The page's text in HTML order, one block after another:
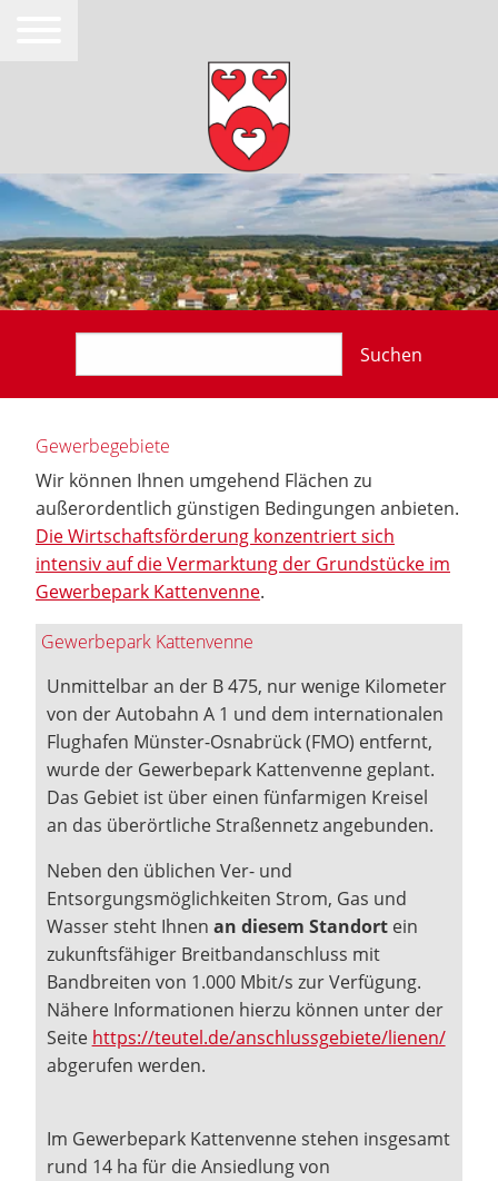
Suchen
Gewerbegebiete
Wir können Ihnen umgehend Flächen zu
außerordentlich günstigen Bedingungen anbieten.
Die Wirtschaftsförderung konzentriert sich
intensiv auf die Vermarktung der Grundstücke im
Gewerbepark Kattenvenne.
Gewerbepark Kattenvenne
Unmittelbar an der B 475, nur wenige Kilometer
von der Autobahn A 1 und dem internationalen
Flughafen Münster-Osnabrück (FMO) entfernt,
wurde der Gewerbepark Kattenvenne geplant.
Das Gebiet ist über einen fünfarmigen Kreisel
an das überörtliche Straßennetz angebunden.
Neben den üblichen Ver- und
Entsorgungsmöglichkeiten Strom, Gas und
Wasser steht Ihnen an diesem Standortein
zukunftsfähiger Breitbandanschluss mit
Bandbreiten von 1.000 Mbit/s zur Verfügung.
Nähere Informationen hierzu können unter der
Seite https://teutel.de/anschlussgebiete/lienen/
abgerufen werden.
Im Gewerbepark Kattenvenne stehen insgesamt
rund 14 ha für die Ansiedlung von